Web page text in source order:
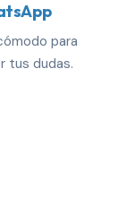
para
tus dudas.